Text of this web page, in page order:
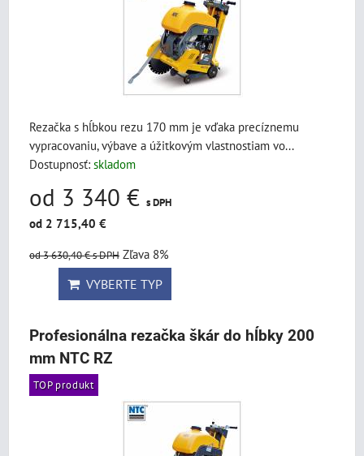
Rezačka s hĺbkou rezu 170 mm je vďaka precíznemu
vypracovaniu, výbave a úžitkovým vlastnostiam vo...
Dostupnosť: skladom
od 3 340 € s DPH
od 2 715,40 €
od 3 630,40 €s DPH Zľava 8%
VYBERTE TYP
Profesionálna rezačka škár do hĺbky 200
mm NTC RZ
TOP produkt